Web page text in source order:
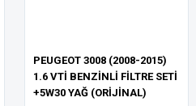
PEUGEOT 3008 (2008-2015)
1.6 VTİ BENZİNLİ FİLTRE SETİ
+5W30 YAĞ (ORİJİNAL)